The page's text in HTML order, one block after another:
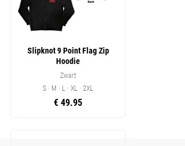
Slipknot 9 Point Flag Zip
Hoodie
Zwart
S · M · L · XL · 2XL
€ 49.95